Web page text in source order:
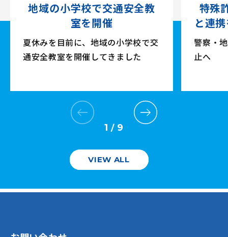
1 / 9
地域の小学校で交通安全教
室を開催
夏休みを目前に、地域の小学校で交
通安全教室を開催してきました
特殊
と連
警察・
止へ
VIEW ALL